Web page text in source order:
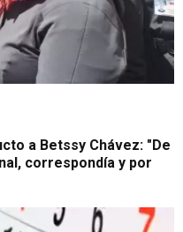
a Betssy Chávez: "De
correspondía y por